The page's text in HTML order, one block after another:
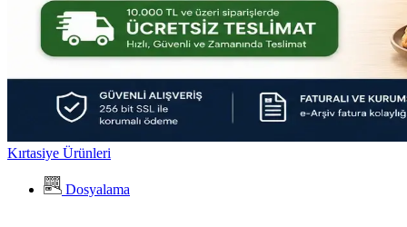
Kırtasiye Ürünleri
Dosyalama